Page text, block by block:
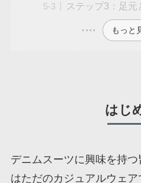
ステップ3：足
もっと
はじ
デニムスーツに興味を持
はただのカジュアルウェ